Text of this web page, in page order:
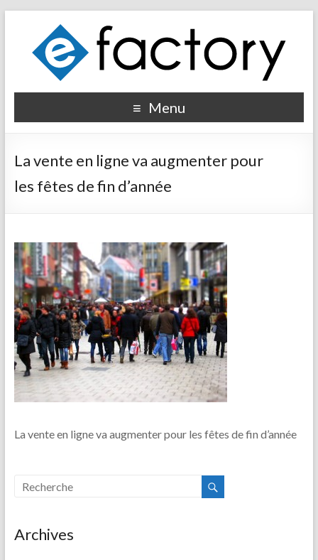
Menu
La vente en ligne va augmenter pour
les fêtes de fin d’année
La vente en ligne va augmenter pour les fêtes de fin d’année
Archives